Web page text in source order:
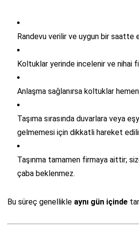
Randevu verilir ve uygun bir saatte
Koltuklar yerinde incelenir ve nihai
Anlaşma sağlanırsa koltuklar hemen
Taşıma sırasında duvarlara veya
gelmemesi için dikkatli hareket
Taşınma tamamen firmaya aittir;
çaba beklenmez.
Bu süreç genellikle aynı gün içinde